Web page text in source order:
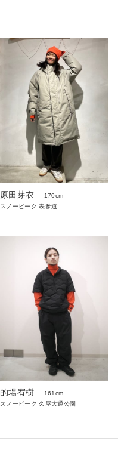
原田芽衣
170cm
スノーピーク 表参道
的場宥樹
161cm
スノーピーク 久屋大通公園